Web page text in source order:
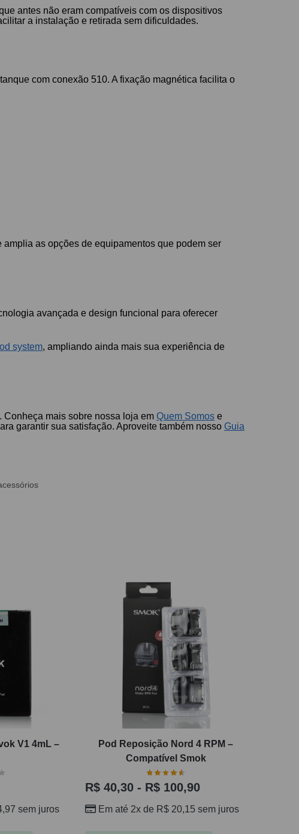
antes não eram compatíveis com os dispositivos
a instalação e retirada sem dificuldades.
com conexão 510. A fixação magnética facilita o
as opções de equipamentos que podem ser
avançada e design funcional para oferecer
system, ampliando ainda mais sua experiência de
Conheça mais sobre nossa loja emQuem Somos e
garantir sua satisfação. Aproveite também nosso Guia
V1 4mL –
sem juros
Pod Reposição Nord 4 RPM –
Compatível Smok
R$40,30 - R$100,90
Em até 2x de R$20,15 sem juros